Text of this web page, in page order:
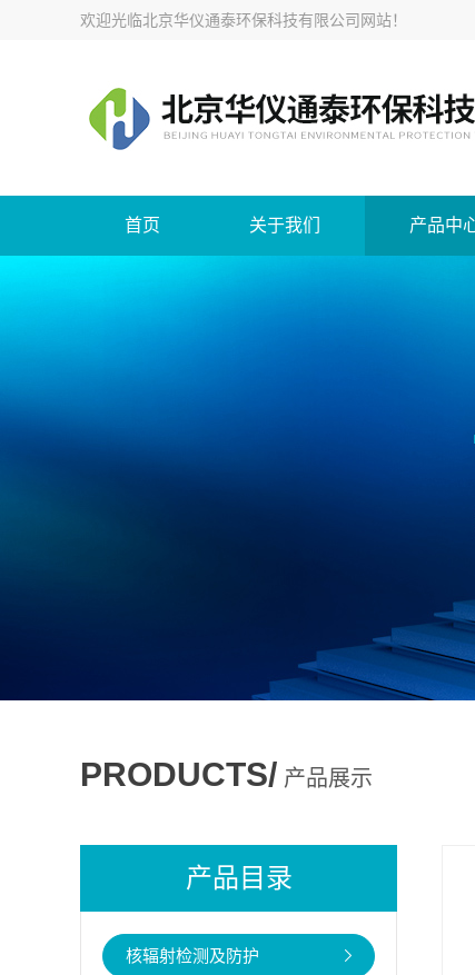
欢迎光临北京华仪通泰环保科技有限公司网站！
首页 关于我们 产品中
PRODUCTS/ 产品展示
产品目录
核辐射检测及防护